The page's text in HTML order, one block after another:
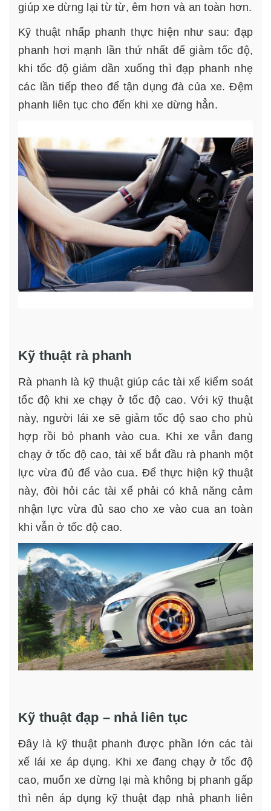
giúp xe dừng lại từ từ, êm hơn và an toàn hơn.
Kỹ thuật nhấp phanh thực hiện như sau: đạp
phanh hơi mạnh lần thứ nhất để giảm tốc độ,
khi tốc độ giảm dần xuống thì đạp phanh nhẹ
các lần tiếp theo để tận dụng đà của xe. Đệm
phanh liên tục cho đến khi xe dừng hẳn.
Kỹ thuật rà phanh
Rà phanh là kỹ thuật giúp các tài xế kiểm soát
tốc độ khi xe chạy ở tốc độ cao. Với kỹ thuật
này, người lái xe sẽ giảm tốc độ sao cho phù
hợp rồi bỏ phanh vào cua. Khi xe vẫn đang
chạy ở tốc độ cao, tài xế bắt đầu rà phanh một
lực vừa đủ để vào cua. Để thực hiện kỹ thuật
này, đòi hỏi các tài xế phải có khả năng cảm
nhận lực vừa đủ sao cho xe vào cua an toàn
khi vẫn ở tốc độ cao.
Kỹ thuật đạp – nhả liên tục
Đây là kỹ thuật phanh được phần lớn các tài
xế lái xe áp dụng. Khi xe đang chạy ở tốc độ
cao, muốn xe dừng lại mà không bị phanh gấp
thì nên áp dụng kỹ thuật đạp nhả phanh liên